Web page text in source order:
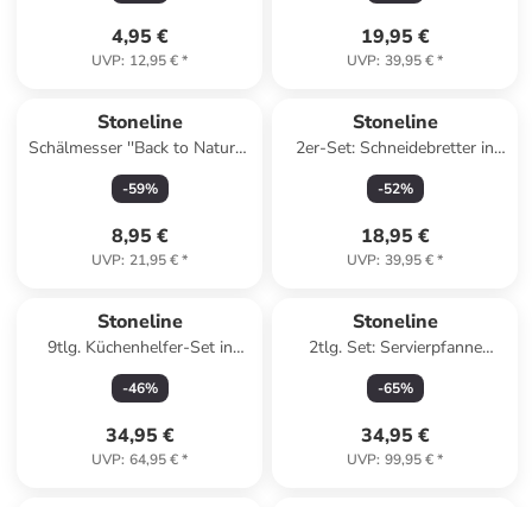
4,95 €
UVP: 12,95 €*
19,95 €
UVP: 39,95 €*
Stoneline
Schälmesser ''Back to Nature''
in Hellbraun - (L)18 cm
-59%
8,95 €
UVP: 21,95 €*
Stoneline
2er-Set: Schneidebretter in
Grau
-52%
18,95 €
UVP: 39,95 €*
Stoneline
9tlg. Küchenhelfer-Set in
Schwarz
-46%
34,95 €
UVP: 64,95 €*
Stoneline
2tlg. Set: Servierpfanne
''Ceramic'' in Grau - Ø 28 cm
-65%
34,95 €
UVP: 99,95 €*